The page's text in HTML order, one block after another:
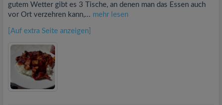
gutem Wetter gibt es 3 Tische, an denen man das Essen auch
vor Ort verzehren kann,... mehr lesen
[Auf extra Seite anzeigen]